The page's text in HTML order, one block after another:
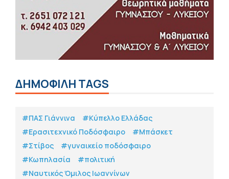
ΔΗΜΟΦΙΛΗ TAGS
#ΠΑΣ Γιάννινα
#Κύπελλο Ελλάδας
#Eρασιτεχνικό Ποδόσφαιρο
#Μπάσκετ
#Στίβος
#γυναικείο ποδόσφαιρο
#Κωπηλασία
#πολιτική
#Ναυτικός Όμιλος Ιωαννίνων